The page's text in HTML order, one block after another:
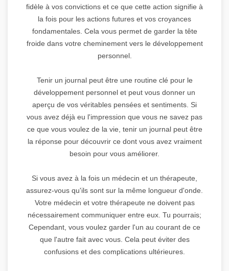
fidèle à vos convictions et ce que cette action signifie à
la fois pour les actions futures et vos croyances
fondamentales. Cela vous permet de garder la tête
froide dans votre cheminement vers le développement
personnel.
Tenir un journal peut être une routine clé pour le
développement personnel et peut vous donner un
aperçu de vos véritables pensées et sentiments. Si
vous avez déjà eu l'impression que vous ne savez pas
ce que vous voulez de la vie, tenir un journal peut être
la réponse pour découvrir ce dont vous avez vraiment
besoin pour vous améliorer.
Si vous avez à la fois un médecin et un thérapeute,
assurez-vous qu'ils sont sur la même longueur d'onde.
Votre médecin et votre thérapeute ne doivent pas
nécessairement communiquer entre eux. Tu pourrais;
Cependant, vous voulez garder l'un au courant de ce
que l'autre fait avec vous. Cela peut éviter des
confusions et des complications ultérieures.